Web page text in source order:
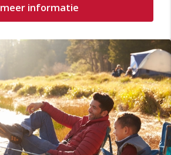
meer informatie